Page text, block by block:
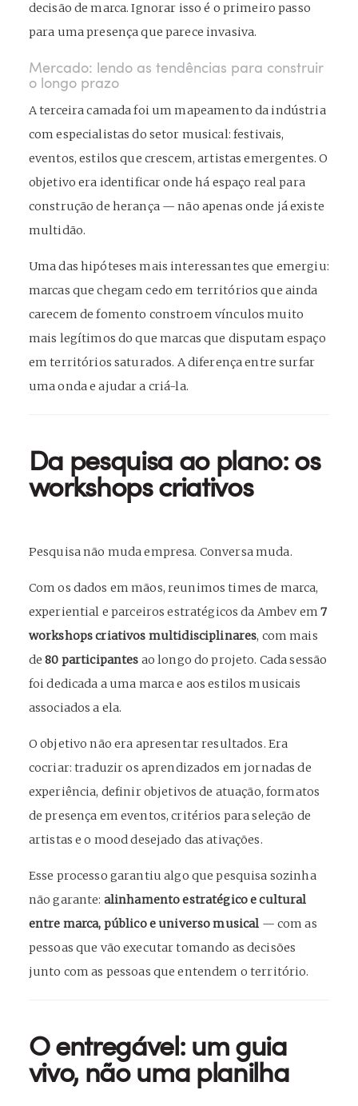
decisão de marca. Ignorar isso é o primeiro passo
para uma presença que parece invasiva.
Mercado: lendo as tendências para construir
o longo prazo
A terceira camada foi um mapeamento da indústria
com especialistas do setor musical: festivais,
eventos, estilos que crescem, artistas emergentes. O
objetivo era identificar onde há espaço real para
construção de herança — não apenas onde já existe
multidão.
Uma das hipóteses mais interessantes que emergiu:
marcas que chegam cedo em territórios que ainda
carecem de fomento constroem vínculos muito
mais legítimos do que marcas que disputam espaço
em territórios saturados. A diferença entre surfar
uma onda e ajudar a criá-la.
Da pesquisa ao plano: os
workshops criativos
Pesquisa não muda empresa. Conversa muda.
Com os dados em mãos, reunimos times de marca,
experiential e parceiros estratégicos da Ambev em7
workshops criativos multidisciplinares, com mais
de80 participantes ao longo do projeto. Cada sessão
foi dedicada a uma marca e aos estilos musicais
associados a ela.
O objetivo não era apresentar resultados. Era
cocriar: traduzir os aprendizados em jornadas de
experiência, definir objetivos de atuação, formatos
de presença em eventos, critérios para seleção de
artistas e o mood desejado das ativações.
Esse processo garantiu algo que pesquisa sozinha
não garante: alinhamento estratégico e cultural
entre marca, público e universo musical — com as
pessoas que vão executar tomando as decisões
junto com as pessoas que entendem o território.
O entregável: um guia
vivo, não uma planilha